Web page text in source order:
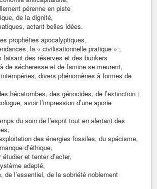
pérenne en piste
de la dignité,
actant belles idées.
prophéties apocalyptiques,
la « civilisationnelle pratique » ;
faisant des réserves et des bunkers
de sécheresse et de famine se meurent,
divers phénomènes à formes de
hécatombes, des génocides, de l’extinction ;
avoir l’impression d’une aporie
du soin de l’esprit tout en alertant des
des énergies fossiles, du spécisme,
d’éthique,
et tenter d’acter,
adapté,
de l’essentiel, de la sobriété noblement